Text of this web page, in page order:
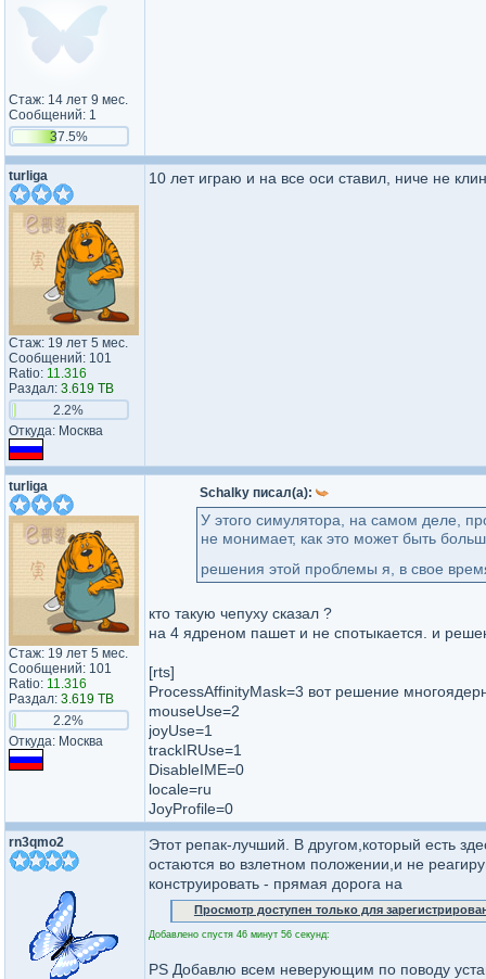
Стаж: 14 лет 9 мес.
Сообщений: 1
37.5%
turliga
Стаж: 19 лет 5 мес.
Сообщений: 101
Ratio: 11.316
Раздал: 3.619 TB
2.2%
Откуда: Москва
10 лет играю и на все оси ставил, ниче не
turliga
Стаж: 19 лет 5 мес.
Сообщений: 101
Ratio: 11.316
Раздал: 3.619 TB
2.2%
Откуда: Москва
Schalky писал(а):
У этого симулятора, на самом деле,
не монимает, как это может быть
решения этой проблемы я, в свое
кто такую чепуху сказал ?
на 4 ядреном пашет и не спотыкается. и
[rts]
ProcessAffinityMask=3 вот решение
mouseUse=2
joyUse=1
trackIRUse=1
DisableIME=0
locale=ru
JoyProfile=0
rn3qmo2
Этот репак-лучший. В другом,который есть
остаются во взлетном положении,и не
конструировать - прямая дорога на
Просмотр доступен только для
Добавлено спустя 46 минут 56 секунд:
PS Добавлю всем неверующим по поводу